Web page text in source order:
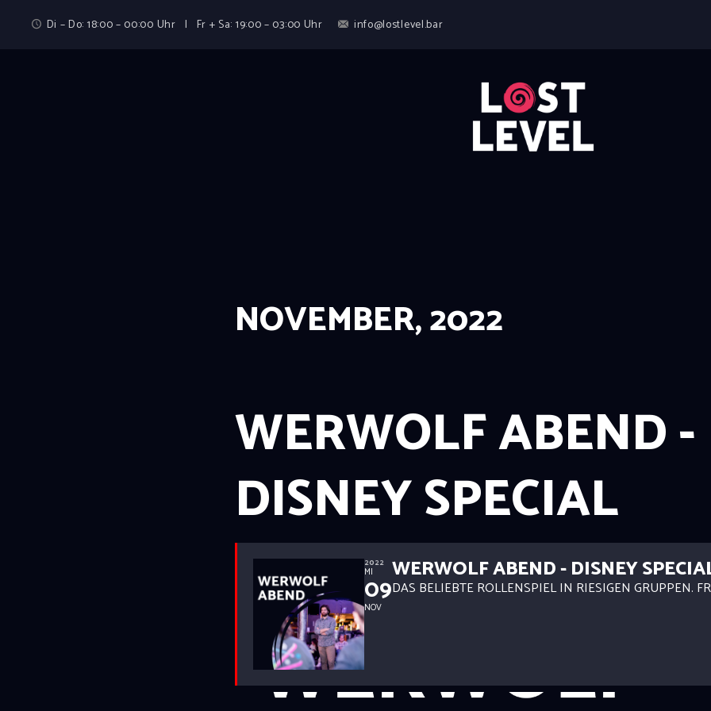
Di – Do: 18:00 – 00:00 Uhr | Fr + Sa: 19:00 – 03:00 Uhr info@lostlevel.bar
NEWS
NOVEMBER, 2022
WERWOLF ABEND -
DISNEY SPECIAL
2022
MI
09
NOV
WERWOLF ABEND - DISNEY
DAS BELIEBTE ROLLENSPIEL IN RIESIGEN GRUPPEN.